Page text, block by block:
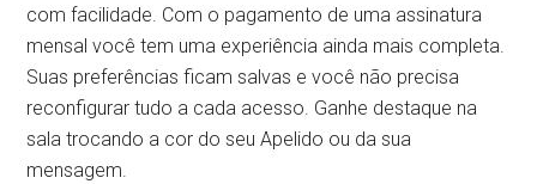
com facilidade. Com o pagamento de uma assinatura
mensal você tem uma experiência ainda mais completa.
Suas preferências ficam salvas e você não precisa
reconfigurar tudo a cada acesso. Ganhe destaque na
sala trocando a cor do seu Apelido ou da sua
mensagem.